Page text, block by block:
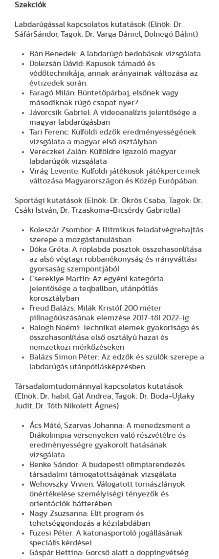
Szekciók
Labdarúgással kapcsolatos kutatások (Elnök: Dr.
SáfárSándor, Tagok: Dr. Varga Dániel, Dolnegó Bálint)
Bán Benedek: A labdarúgó bedobások vizsgálata
Dolezsán Dávid: Kapusok támadó és
védőtechnikája, annak arányainak változása az
évtizedek során.
Faragó Milán: Büntetőpárbaj, elsőnek vagy
másodiknak rúgó csapat nyer?
Jávorcsik Gabriel: A videoanalízis jelentősége a
magyar labdarúgásban
Tari Ferenc: Külföldi edzők eredményességének
vizsgálata a magyar első osztályban
Vereczkei Zalán: Külföldre igazoló magyar
labdarúgók vizsgálata
Virág Levente: Külföldi játékosok játékperceinek
változása Magyarországon és Közép Európában.
Sportági kutatások (Elnök: Dr. Ökrös Csaba, Tagok: Dr.
Csáki István, Dr. Trzaskoma-Bicsérdy Gabriella)
Koleszár Zsombor: A Ritmikus feladatvégrehajtás
szerepe a mozgástanulásban
Dóka Gréta: A röplabda posztok összehasonlítása
az alsó végtagi robbanékonyság és irányváltási
gyorsaság szempontjából
Csereklye Martin: Az egyéni kategória
jelentősége a teqballban, utánpótlás
korosztályban
Freud Balázs: Milák Kristóf 200 méter
pillnagóúszásának elemzése 2017-től 2022-ig
Balogh Noémi: Technikai elemek gyakorisága és
összehasonlítása első osztályú hazai és
nemzetközi mérkőzéseken
Balázs Simon Péter: Az edzők és szülők szerepe a
labdarúgás utánpótlásképzésben
Társadalomtudománnyal kapcsolatos kutatások
(Elnök: Dr. habil. Gál Andrea, Tagok: Dr. Boda-Ujlaky
Judit, Dr. Tóth Nikolett Ágnes)
Ács Máté, Szarvas Johanna: A menedzsment a
Diákolimpia versenyeken való részvétélre és
eredményességre gyakorolt hatásának
vizsgálata
Benke Sándor: A budapesti olimpiarendezés
társadalmi támogatottságának vizsgálata
Wehovszky Vivien: Válogatott tornászlányok
önértékelése személyiségi tényezők és
orientációk hátterében
Nagy Zsuzsanna: Elit program és
tehetséggondozás a kézilabdában
Füzesi Péter: A katonasportoló jogállásának
speciális kérdései
Gáspár Bettina: Gorcső alatt a doppingvétség